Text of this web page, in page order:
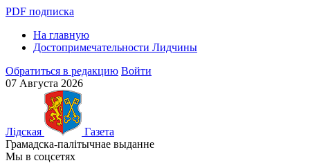
PDF подписка
На главную
Достопримечательности Лидчины
Обратиться в редакцию Войти
07 Августа 2026
Лiдская
Газета
Грамадска-палiтычнае выданне
Мы в соцсетях